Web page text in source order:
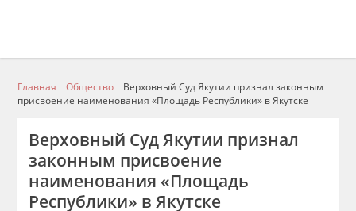
Главная Общество
Верховный Суд Якутии признал законным
присвоение наименования «Площадь Республики» в Якутске
Верховный Суд Якутии признал
законным присвоение
наименования «Площадь
Республики» в Якутске